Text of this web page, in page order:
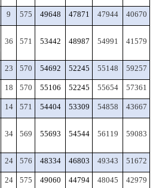
9 575 49648 47871 47944 40670
36 571 53442 48987 54991 41579
23 570 54692 52245 55148 59257
18 570 55106 52245 55654 57361
14 571 54404 53309 54858 43667
34 569 55693 54544 56119 59083
24 576 48334 46803 49343 51672
24 575 49060 44794 48045 42979